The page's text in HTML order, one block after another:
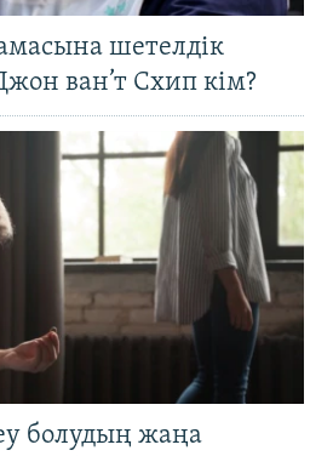
шетелдік
ван’т Схип кім?
болудың жаңа